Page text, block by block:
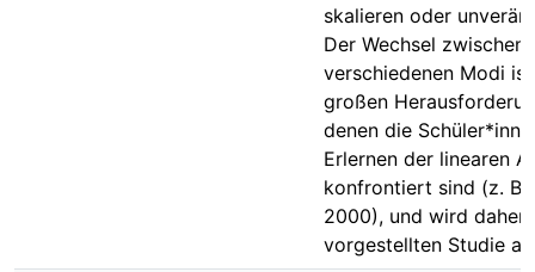
skalieren oder
Der Wechsel zwischen
verschiedenen Modi
großen
denen die
Erlernen der linearen
konfrontiert sind (z. B.
2000), und wird daher
vorgestellten Studie